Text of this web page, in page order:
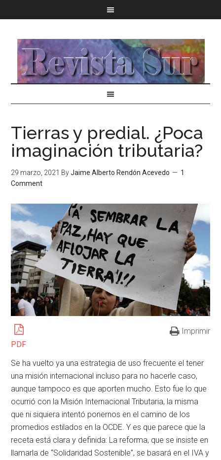
Tierras y predial. ¿Poca
imaginación tributaria?
29 marzo, 2021 ByJaime Alberto Rendón Acevedo
1
Comment
PDF
Imprimir
Se ha vuelto ya una estrategia de uso frecuente el tener
una misión internacional incluso para no hacerle caso,
aunque tampoco es que aporten mucho. Esto fue lo que
ocurrió con la Misión Internacional Tributaria, la misma
que ni siquiera intentó ponernos en el camino de los
promedios estilados en la OCDE. Y es que parece que la
receta está clara y definida: La reforma, que se insiste en
llamarla de “Solidaridad Sostenible”, se basará en el IVA y